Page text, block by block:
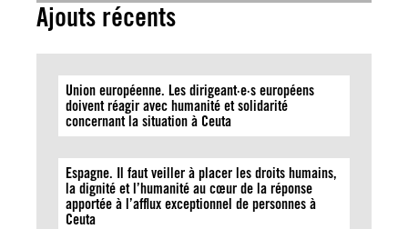
Ajouts récents
Union européenne. Les dirigeant·e·s européens
doivent réagir avec humanité et solidarité
concernant la situation à Ceuta
Espagne. Il faut veiller à placer les droits humains,
la dignité et l’humanité au cœur de la réponse
apportée à l’afflux exceptionnel de personnes à
Ceuta